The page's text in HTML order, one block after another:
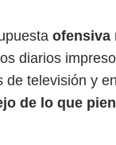
ofensiva
diarios
televisión y
de lo que